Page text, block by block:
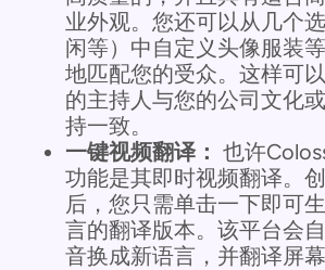
业外观。您还可以从几个
闲等）中自定义头像服装
地匹配您的受众。这样可
的主持人与您的公司文化
持一致。
一键视频翻译： 也许
功能是其即时视频翻译。
后，您只需单击一下即可
言的翻译版本。该平台会
音换成新语言，并翻译屏